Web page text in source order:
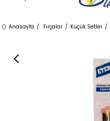
Anasayfa Fırçalar Küçük Setler